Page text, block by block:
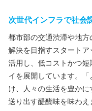
次世代インフラで社会
都市部の交通渋滞や地
解決を目指すスタート
活用し、低コストかつ
イを展開しています。
け、人々の生活を豊か
送り出す醍醐味を味わえ